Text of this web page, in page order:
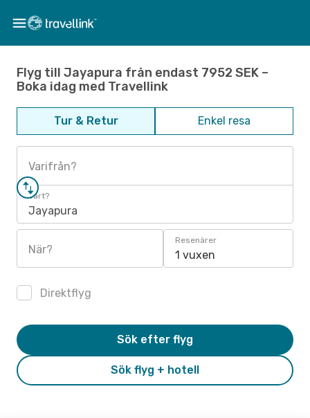
Flyg till Jayapura från endast 7952 SEK –
Boka idag med Travellink
Tur & Retur Enkel resa
Varifrån?
Vart?
Jayapura
När?
Resenärer
1 vuxen
Direktflyg
Sök flyg + hotell
Sök efter flyg